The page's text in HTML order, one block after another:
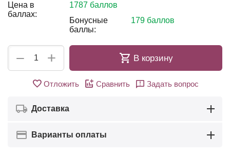
Цена в
баллах:
1787 баллов
Бонусные
баллы:
179 баллов
+
− В корзину
Отложить Сравнить Задать вопрос
Доставка
Варианты оплаты